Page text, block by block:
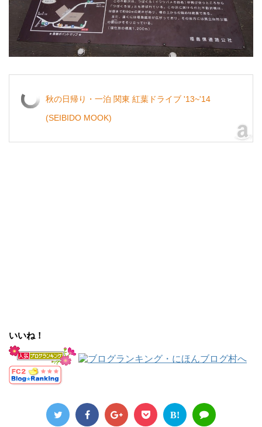
秋の日帰り・一泊 関東 紅葉ドライブ '13~'14
(SEIBIDO MOOK)
いいね！
B!